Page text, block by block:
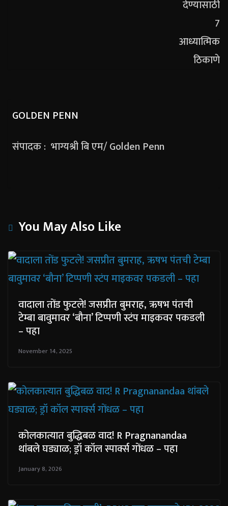
GOLDEN PENN
संपादक : भाग्यश्री बि एम/ Golden Penn
You May Also Like
वादाला तोंड फुटले! जसप्रीत बुमराह, ऋषभ पंतची
टेम्बा बावुमावर ‘बौना’ टिप्पणी स्टंप माइकवर पकडली
– पहा
November 14, 2025
कोलकात्यात बुद्धिबळ वाद! R Pragnanandaa
थांबले घड्याळ; ड्रॉ कॉल स्पार्क्स गोंधळ – पहा
January 8, 2026